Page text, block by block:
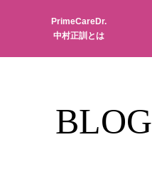
PrimeCareDr.
中村正訓とは
BLOG